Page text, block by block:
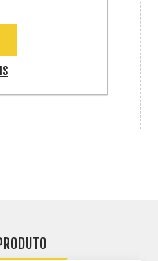
Nbr 16 Vermelho
Solar Group